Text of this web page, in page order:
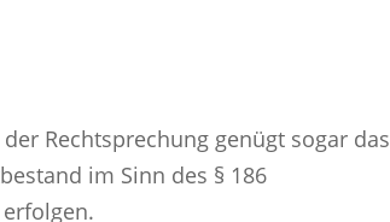
Rechtsprechung genügt sogar das
im Sinn des § 186